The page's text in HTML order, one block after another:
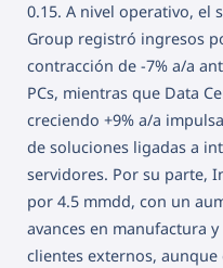
0.15. A nivel operativo, el
Group registró ingresos
contracción de -7% a/a
PCs, mientras que Data
creciendo +9% a/a
de soluciones ligadas a
servidores. Por su parte,
por 4.5 mmdd, con un
avances en manufactura
clientes externos,